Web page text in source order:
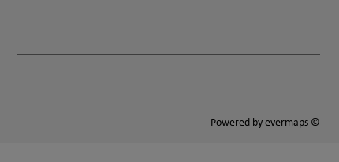
Powered by evermaps ©